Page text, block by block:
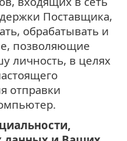
Поставщика,
обрабатывать и
позволяющие
личность, в целях
отправки